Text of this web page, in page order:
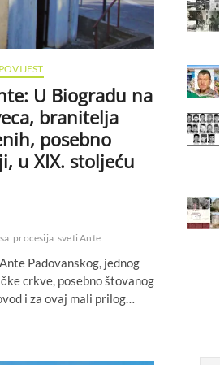
POVIJEST
U Biogradu na
branitelja
posebno
u XIX. stoljeću
procesija sveti Ante
Padovanskog, jednog
crkve, posebno štovanog
i za ovaj mali prilog…